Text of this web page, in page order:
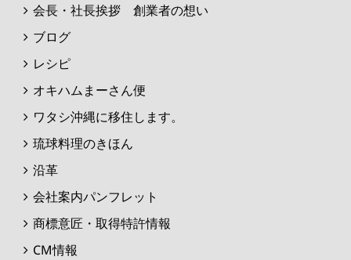
会長・社長挨拶 創業者の想い
ブログ
レシピ
オキハムまーさん便
ワタシ沖縄に移住します。
琉球料理のきほん
沿革
会社案内パンフレット
商標意匠・取得特許情報
CM情報